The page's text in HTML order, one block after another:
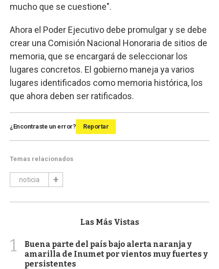
mucho que se cuestione".
Ahora el Poder Ejecutivo debe promulgar y se debe
crear una Comisión Nacional Honoraria de sitios de
memoria, que se encargará de seleccionar los
lugares concretos. El gobierno maneja ya varios
lugares identificados como memoria histórica, los
que ahora deben ser ratificados.
¿Encontraste un error? Reportar
Temas relacionados
noticia
Las Más Vistas
1
Buena parte del país bajo alerta naranja y
amarilla de Inumet por vientos muy fuertes y
persistentes